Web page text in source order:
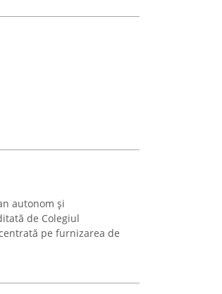
autonom și
de Colegiul
pe furnizarea de